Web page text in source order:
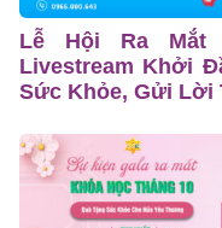
Lễ Hội Ra Mắt
Livestream Khởi
Sức Khỏe, Gửi Lời